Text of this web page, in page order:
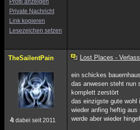
Profil anzeigen
Private Nachricht
Link kopieren
Lesezeichen setzen
TheSailentPain
dabei seit 2011
Lost Places -
ein schickes
das anwesen steht nun
komplett zerstört
das einzigste gute wohl
wieder anfing heftig
werde aber wieder